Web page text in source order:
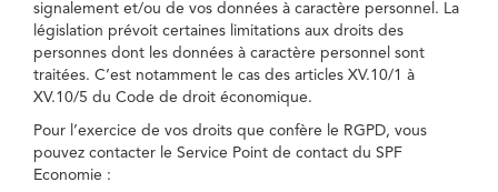
signalement et/ou de vos données à caractère personnel. La
législation prévoit certaines limitations aux droits des
personnes dont les données à caractère personnel sont
traitées. C’est notamment le cas des articles XV.10/1 à
XV.10/5 du Code de droit économique.
Pour l’exercice de vos droits que confère le RGPD, vous
pouvez contacter le Service Point de contact du SPF
Economie :